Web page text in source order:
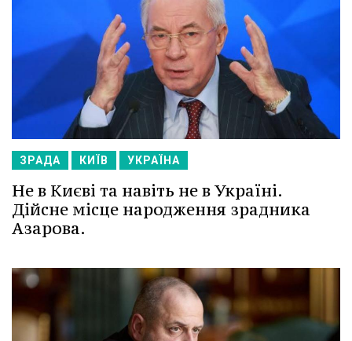
ЗРАДА КИЇВ УКРАЇНА
Не в Києві та навіть не в Україні.
Дійсне місце народження зрадника
Азарова.